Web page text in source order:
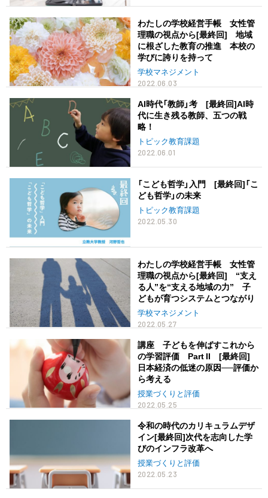
わたしの学校経営手帳 女性管
理職の視点から[最終回] 地域
に根ざした教育の推進 本校の
学びに誇りを持って
学校マネジメント
2022.06.03
AI時代「教師」考 [最終回]AI時
代に生き残る教師、五つの戦
略！
トピック教育課題
2022.06.01
「こども哲学」入門 [最終回]「こ
ども哲学」の未来
トピック教育課題
2022.05.30
わたしの学校経営手帳 女性管
理職の視点から[最終回] “支え
る人”を“支える地域の力” 子
どもが育つシステムとつながり
学校マネジメント
2022.05.27
講座 子どもを伸ばすこれから
の学習評価 Part II [最終回]
日本経済の低迷の原因──評価か
ら考える
授業づくりと評価
2022.05.25
令和の時代のカリキュラムデザ
イン[最終回]次代を志向した学
びのインフラ改革へ
授業づくりと評価
2022.05.23